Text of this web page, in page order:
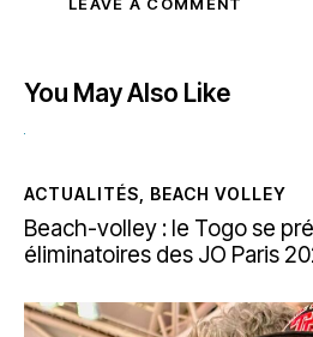
You May Also Like
ACTUALITÉS BEACH VOLLEY
Beach-volley : le Togo se
éliminatoires des JO Paris